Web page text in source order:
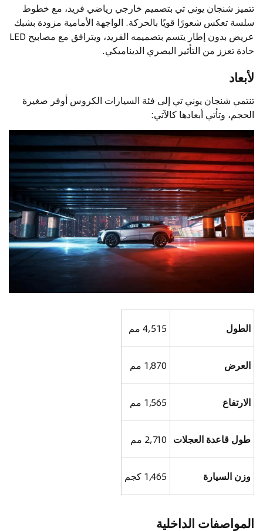
تتميز شنجان يوني تي بتصميم خارجي رياضي فريد، مع خطوط
سلسة تعكس شعورًا قويًا بالحركة. الواجهة الأمامية مزودة بشبك
عريض بدون إطار يتسم بتصميمه الفريد، ويترافق مع مصابيح LED
حادة تعزز من التأثير البصري الديناميكي.
لأبعاد
تنتمي شنجان يوني تي إلى فئة السيارات الكروس أوفر صغيرة
الحجم، وتأتي أبعادها كالآتي:
الطول 4,515 مم
العرض 1,870 مم
الارتفاع 1,565 مم
طول قاعدة العجلات 2,710 مم
وزن السيارة 1,465 كجم
المواصفات الداخلية